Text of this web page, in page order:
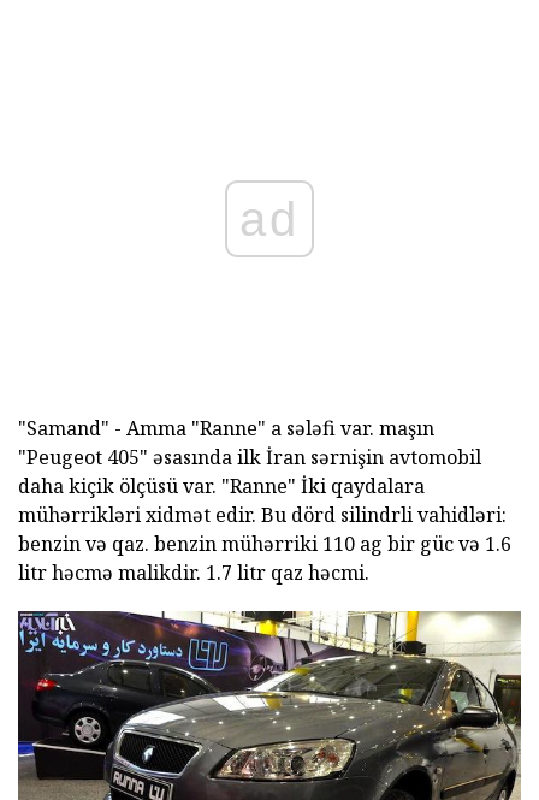
ad
"Samand" - Amma "Ranne" a sələfi var. maşın
"Peugeot 405" əsasında ilk İran sərnişin avtomobil
daha kiçik ölçüsü var. "Ranne" İki qaydalara
mühərrikləri xidmət edir. Bu dörd silindrli vahidləri:
benzin və qaz. benzin mühərriki 110 ag bir güc və 1.6
litr həcmə malikdir. 1.7 litr qaz həcmi.